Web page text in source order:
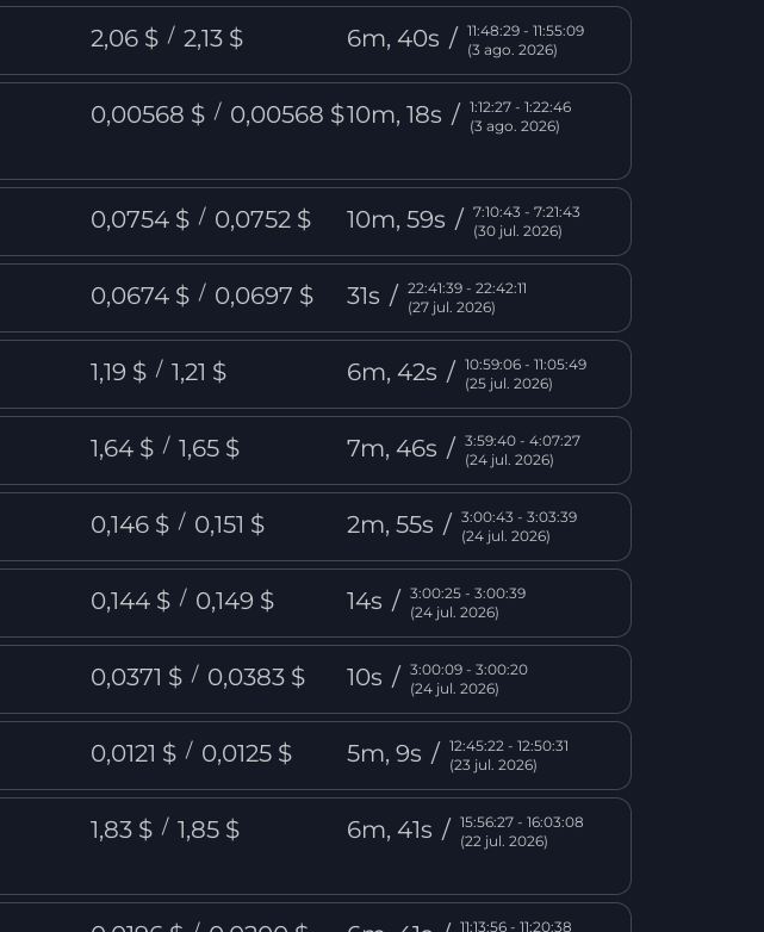
2,06 $ / 2,13 $ 6m, 40s / 11:48:29 - 11:55:09
(3 ago. 2026)
0,00568 $ / 0,00568 $10m, 18s / 1:12:27 - 1:22:46
(3 ago. 2026)
0,0754 $ / 0,0752 $ 10m, 59s / 7:10:43 - 7:21:43
(30 jul. 2026)
0,0674 $ / 0,0697 $ 31s / 22:41:39 - 22:42:11
(27 jul. 2026)
1,19 $ / 1,21 $ 6m, 42s / 10:59:06 - 11:05:49
(25 jul. 2026)
1,64 $ / 1,65 $ 7m, 46s / 3:59:40 - 4:07:27
(24 jul. 2026)
0,146 $ / 0,151 $ 2m, 55s / 3:00:43 - 3:03:39
(24 jul. 2026)
0,144 $ / 0,149 $ 14s / 3:00:25 - 3:00:39
(24 jul. 2026)
0,0371 $ / 0,0383 $ 10s / 3:00:09 - 3:00:20
(24 jul. 2026)
0,0121 $ / 0,0125 $ 5m, 9s / 12:45:22 - 12:50:31
(23 jul. 2026)
1,83 $ / 1,85 $ 6m, 41s / 15:56:27 - 16:03:08
(22 jul. 2026)
11:13:56 - 11:20:38